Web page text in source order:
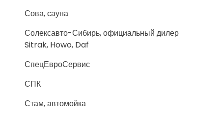
Сова, сауна
Солексавто-Сибирь, официальный дилер
Sitrak, Howo, Daf
СпецЕвроСервис
СПК
Стам, автомойка